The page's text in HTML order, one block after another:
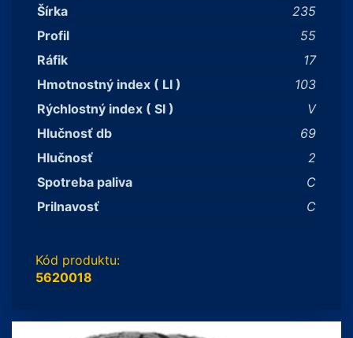
Šírka
235
Profil
55
Ráfik
17
Hmotnostný index ( LI )
103
Rýchlostný index ( SI )
V
Hlučnosť db
69
Hlučnosť
2
Spotreba paliva
C
Prilnavosť
C
Kód produktu:
5620018